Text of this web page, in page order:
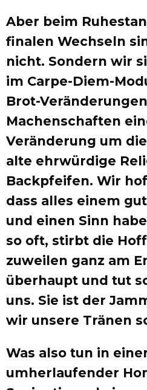
Aber beim
finalen Wechseln
nicht. Sondern wir
im Carpe-Diem-
Brot-
Machenschaften
Veränderung um
alte ehrwürdige
Backpfeifen. Wir
dass alles einem
und einen Sinn
so oft, stirbt die
zuweilen ganz am
überhaupt und tut
uns. Sie ist der
wir unsere Tränen
Was also tun in
umherlaufender